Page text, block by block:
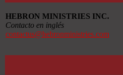
HEBRON MINISTRIES INC.
Contacto en inglés
contactus@hebronministries.com